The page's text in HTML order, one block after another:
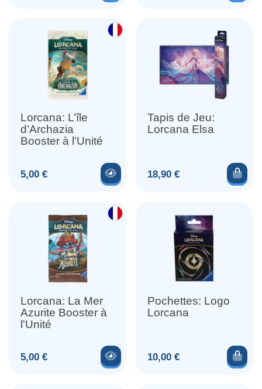
Lorcana: L’île
d’Archazia
Booster à l'Unité
Prix
5,00 € Voir le produit
Tapis de Jeu:
Lorcana Elsa
Prix
18,90 €
Lorcana: La Mer
Azurite Booster à
l'Unité
Prix
5,00 € Voir le produit
Pochettes: Logo
Lorcana
Prix
10,00 €